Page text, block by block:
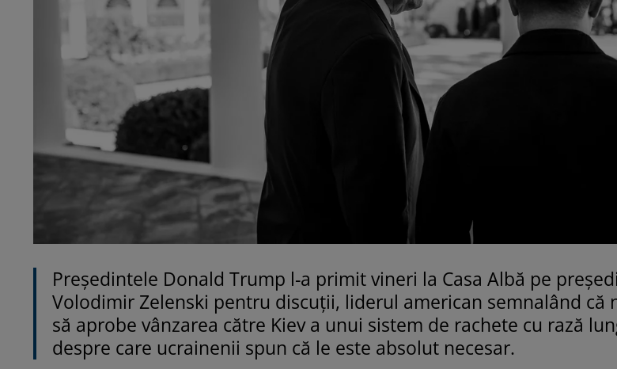
Președintele Donald Trump l-a primit vineri la Casa Albă pe
Volodimir Zelenski pentru discuții, liderul american semnalând că
să aprobe vânzarea către Kiev a unui sistem de rachete cu rază
despre care ucrainenii spun că le este absolut necesar.